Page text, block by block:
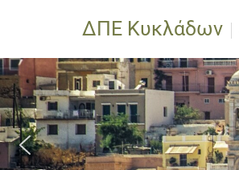
ΔΠΕ Κυκλάδων